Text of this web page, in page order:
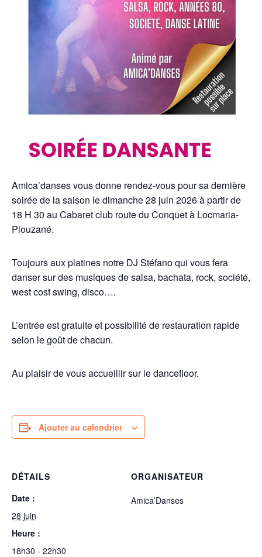
Amica’danses vous donne rendez-vous pour sa dernière
soirée de la saison le dimanche 28 juin 2026 à partir de
18 H 30 au Cabaret club route du Conquet à Locmaria-
Plouzané.
Toujours aux platines notre DJ Stéfano qui vous fera
danser sur des musiques de salsa, bachata, rock, société,
west cost swing, disco….
L’entrée est gratuite et possibilité de restauration rapide
selon le goût de chacun.
Au plaisir de vous accueillir sur le dancefloor.
Ajouter au calendrier
DÉTAILS
Date :
28 juin
Heure :
18h30 - 22h30
ORGANISATEUR
Amica’Danses